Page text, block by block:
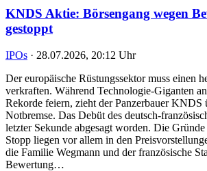
KNDS Aktie: Börsengang wegen
gestoppt
IPOs · 28.07.2026, 20:12 Uhr
Der europäische Rüstungssektor muss einen
verkraften. Während Technologie-Giganten
Rekorde feiern, zieht der Panzerbauer KNDS
Notbremse. Das Debüt des deutsch-
letzter Sekunde abgesagt worden. Die
Stopp liegen vor allem in den
die Familie Wegmann und der französische
Bewertung…